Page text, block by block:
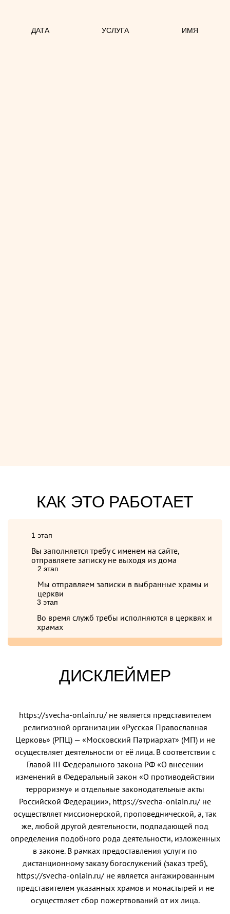
ДАТА УСЛУГА ИМЯ
КАК ЭТО РАБОТАЕТ
1 этап
Вы заполняется требу с именем на сайте,
отправляете записку не выходя из дома
2 этап
Мы отправляем записки в выбранные храмы и
церкви
3 этап
Во время служб требы исполняются в церквях и
храмах
ДИСКЛЕЙМЕР
https://svecha-onlain.ru/ не является представителем
религиозной организации «Русская Православная
Церковь» (РПЦ) — «Московский Патриархат» (МП) и не
осуществляет деятельности от её лица. В соответствии с
Главой III Федерального закона РФ «О внесении
изменений в Федеральный закон «О противодействии
терроризму» и отдельные законодательные акты
Российской Федерации», https://svecha-onlain.ru/ не
осуществляет миссионерской, проповеднической, а, так
же, любой другой деятельности, подпадающей под
определения подобного рода деятельности, изложенных
в законе. В рамках предоставления услуги по
дистанционному заказу богослужений (заказ треб),
https://svecha-onlain.ru/ не является ангажированным
представителем указанных храмов и монастырей и не
осуществляет сбор пожертвований от их лица.